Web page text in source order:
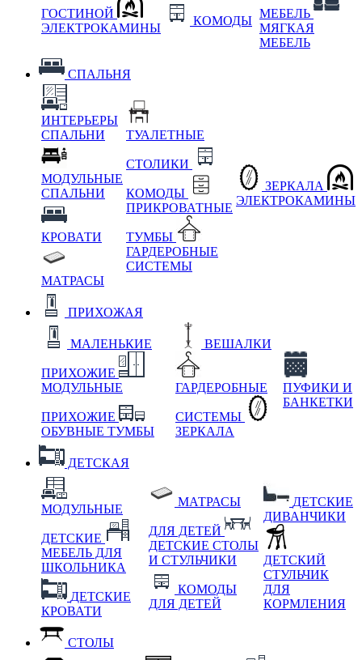
ГОСТИНОЙ
ЭЛЕКТРОКАМИНЫ
КОМОДЫ
МЕБЕЛЬ
МЯГКАЯ
МЕБЕЛЬ
СПАЛЬНЯ
ИНТЕРЬЕРЫ
СПАЛЬНИ
МОДУЛЬНЫЕ
СПАЛЬНИ
КРОВАТИ
МАТРАСЫ
ТУАЛЕТНЫЕ
СТОЛИКИ
КОМОДЫ
ПРИКРОВАТНЫЕ
ТУМБЫ
ГАРДЕРОБНЫЕ
СИСТЕМЫ
ЗЕРКАЛА
ЭЛЕКТРОКАМИНЫ
ПРИХОЖАЯ
МАЛЕНЬКИЕ
ПРИХОЖИЕ
МОДУЛЬНЫЕ
ПРИХОЖИЕ
ОБУВНЫЕ ТУМБЫ
ВЕШАЛКИ
ГАРДЕРОБНЫЕ
СИСТЕМЫ
ЗЕРКАЛА
ПУФИКИ И
БАНКЕТКИ
ДЕТСКАЯ
МОДУЛЬНЫЕ
ДЕТСКИЕ
МЕБЕЛЬ ДЛЯ
ШКОЛЬНИКА
ДЕТСКИЕ
КРОВАТИ
МАТРАСЫ
ДЛЯ ДЕТЕЙ
ДЕТСКИЕ СТОЛЫ
И СТУЛЬЧИКИ
КОМОДЫ
ДЛЯ ДЕТЕЙ
ДЕТСКИЕ
ДИВАНЧИКИ
ДЕТСКИЙ
СТУЛЬЧИК
ДЛЯ
КОРМЛЕНИЯ
СТОЛЫ